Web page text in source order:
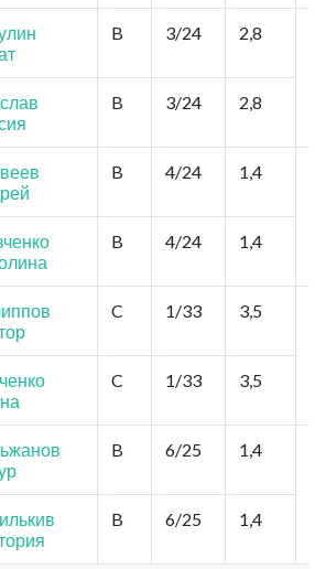
B 3/24 2,8
B 3/24 2,8
B 4/24 1,4
B 4/24 1,4
C 1/33 3,5
C 1/33 3,5
B 6/25 1,4
B 6/25 1,4